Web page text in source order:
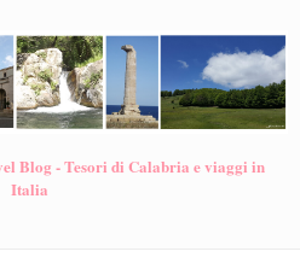
Blog - Tesori di Calabria e viaggi in
Italia